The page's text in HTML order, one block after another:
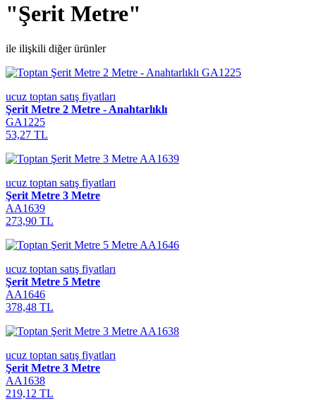
"Şerit Metre"
ile ilişkili diğer ürünler
ucuz toptan satış fiyatları
Şerit Metre 2 Metre - Anahtarlıklı
GA1225
53,27 TL
ucuz toptan satış fiyatları
Şerit Metre 3 Metre
AA1639
273,90 TL
ucuz toptan satış fiyatları
Şerit Metre 5 Metre
AA1646
378,48 TL
ucuz toptan satış fiyatları
Şerit Metre 3 Metre
AA1638
219,12 TL